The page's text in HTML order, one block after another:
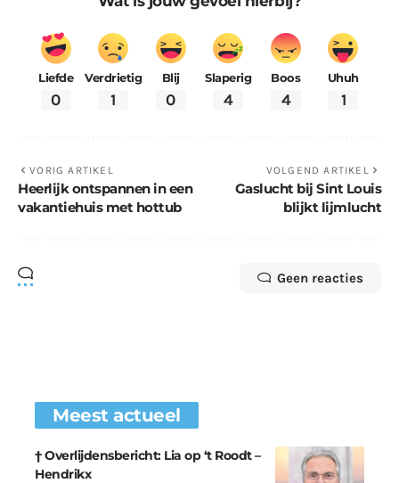
Liefde
0
Verdrietig
1
Blij
0
Slaperig
4
Boos
4
Uhuh
1
VORIG ARTIKEL
Heerlijk ontspannen in een
vakantiehuis met hottub
VOLGEND ARTIKEL
Gaslucht bij Sint Louis
blijkt lijmlucht
Geen reacties
Meest actueel
† Overlijdensbericht: Lia op ‘t Roodt –
Hendrikx